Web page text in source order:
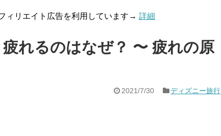
ィリエイト広告を利用しています→ 詳細
れるのはなぜ？ 〜 疲れの原
2021/7/30 ディズニー旅行